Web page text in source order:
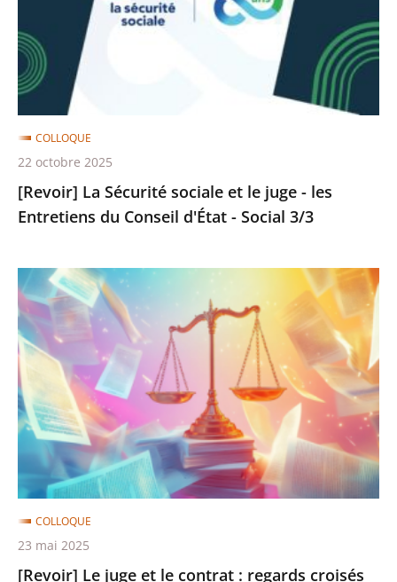
juge
les
Entretiens
du
Conseil
d'État
-
3/3
[Revoir] La Sécurité sociale et le juge - les
Entretiens du Conseil d'État - Social 3/3
COLLOQUE
22 octobre 2025
[Revoir]
Le
juge
et
le
contrat
:
regards
croisés
du
Conseil
d'État
et
[Revoir] Le juge et le contrat : regards croisés
COLLOQUE
23 mai 2025